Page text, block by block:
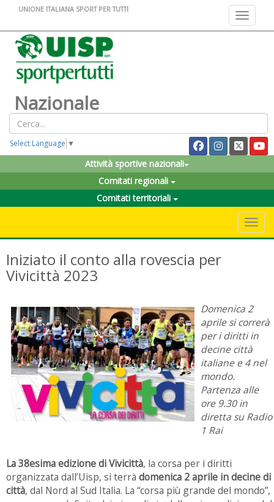
Toggle
UNIONE ITALIANA SPORT PER TUTTI
Nazionale
Select Language ▼
Attività sportive nazionali
Comitati regionali
Comitati territoriali
Iniziato il conto alla rovescia per
Vivicittà 2023
Domenica 2
aprile si correrà
per i diritti in
decine città
italiane e 4 nel
mondo.
Partenza alle
ore 9.30 in
diretta su Radio
1 Rai
La 38esima edizione di Vivicittà, la corsa per i diritti
organizzata dall’Uisp, si terrà domenica 2 aprile in decine di
città, dal Nord al Sud Italia. La “corsa più grande del mondo”,